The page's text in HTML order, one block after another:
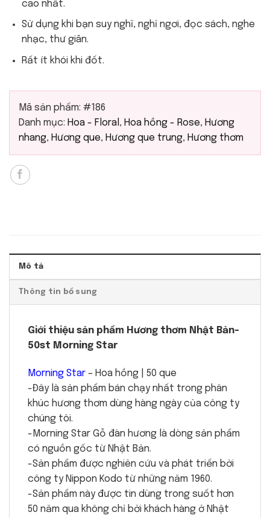
cao nhất.
Sử dụng khi bạn suy nghĩ, nghỉ ngơi, đọc sách, nghe
nhạc, thư giãn.
Rất ít khói khi đốt.
Mã sản phẩm: #186
Danh mục: Hoa - Floral , Hoa hồng - Rose, Hương
nhang, Hương que, Hương que trung, Hương thơm
Mô tả
Thông tin bổ sung
Giới thiệu sản phẩm Hương thơm Nhật Bản-
50st Morning Star
Morning Star – Hoa hồng | 50 que
-Đây là sản phẩm bán chạy nhất trong phân
khúc hương thơm dùng hàng ngày của công ty
chúng tôi.
-Morning Star Gỗ đàn hương là dòng sản phẩm
có nguồn gốc từ Nhật Bản.
-Sản phẩm được nghiên cứu và phát triển bởi
công ty Nippon Kodo từ những năm 1960.
-Sản phẩm này được tin dùng trong suốt hơn
50 năm qua không chỉ bởi khách hàng ở Nhật